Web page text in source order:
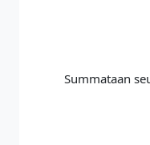
Summataan